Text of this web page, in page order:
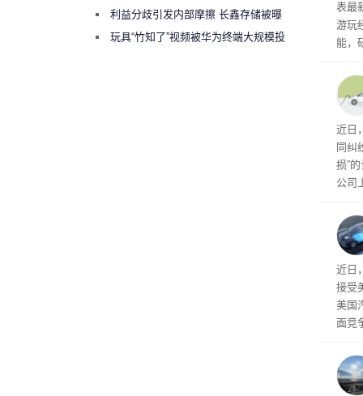
表最
游玩
能，
训练
近日
同纠
损”
公司
事
给
近日
接受
美国
面竞
性。
绕梁”利益分歧引发内部摩擦 长鑫存储被曝
曾将华为驻场工程师驱逐出研发基地
玩具“竹知了”视频被华为终端大规模投